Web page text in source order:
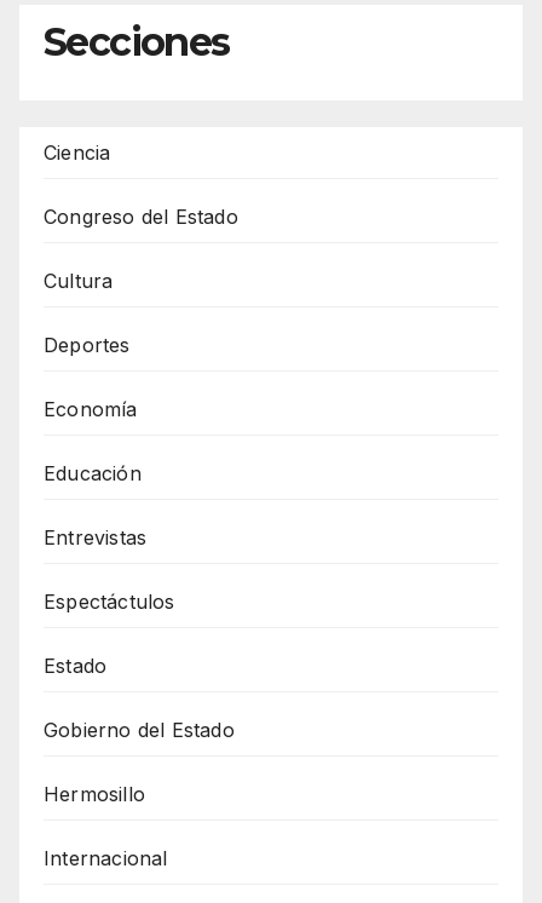
Secciones
Ciencia
Congreso del Estado
Cultura
Deportes
Economía
Educación
Entrevistas
Espectáctulos
Estado
Gobierno del Estado
Hermosillo
Internacional